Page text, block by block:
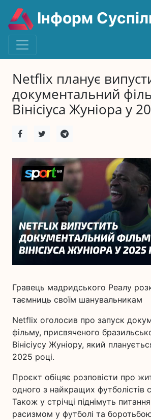
Інформ
Netflix планує
документальний
Вінісіуса Жуніора у
Гравець мадридського Реалу
таємниць своїм шанувальникам
Netflix оголосив про запуск
фільму, присвяченого
Вінісіусу Жуніору, який
2025 році.
Проєкт обіцяє розповісти про
одного з найкращих футболістів
Також у стрічці піднімуть
расизмом у футболі та